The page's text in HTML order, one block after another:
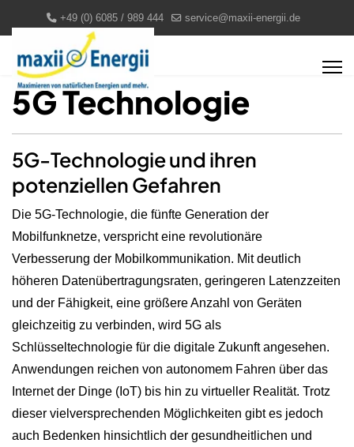
+49 (0) 6085 / 989 444 service@maxii-energii.de
5G Technologie
5G-Technologie und ihren
potenziellen Gefahren
Die 5G-Technologie, die fünfte Generation der
Mobilfunknetze, verspricht eine revolutionäre
Verbesserung der Mobilkommunikation. Mit deutlich
höheren Datenübertragungsraten, geringeren Latenzzeiten
und der Fähigkeit, eine größere Anzahl von Geräten
gleichzeitig zu verbinden, wird 5G als
Schlüsseltechnologie für die digitale Zukunft angesehen.
Anwendungen reichen von autonomem Fahren über das
Internet der Dinge (IoT) bis hin zu virtueller Realität. Trotz
dieser vielversprechenden Möglichkeiten gibt es jedoch
auch Bedenken hinsichtlich der gesundheitlichen und